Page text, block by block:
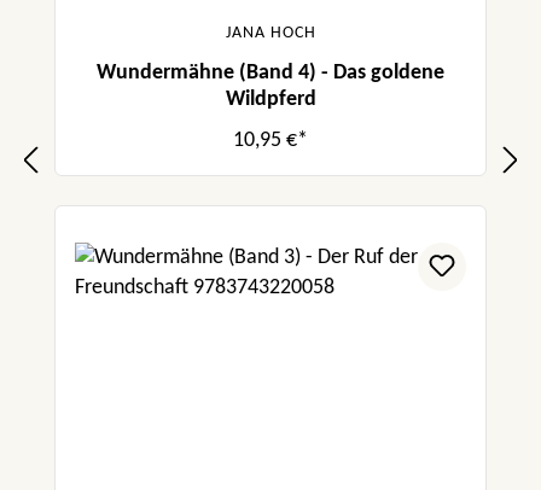
JANA HOCH
Wundermähne (Band 4) - Das goldene
Wildpferd
10,95 €*